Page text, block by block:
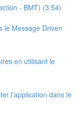
- BMT) (3:54)
le Message Driven
en utilisant le
l'application dans le